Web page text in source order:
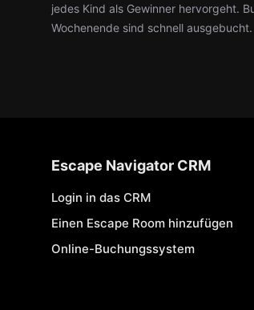
jedes Kind als Gewinner hervorgeht.
Wochenende sind schnell ausgebucht.
Escape Navigator CRM
Login in das CRM
Einen Escape Room hinzufügen
Online-Buchungssystem